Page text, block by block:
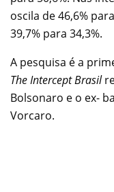
oscila de 46,6%
39,7% para 34,3%.
A pesquisa é a
The Intercept Brasil
Bolsonaro e o ex-
Vorcaro.